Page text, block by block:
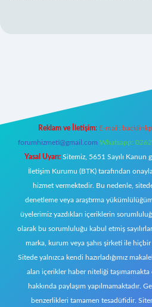
Reklam ve İletişim: E-mail:
forumhizmeti@gmail.com Whatsapp:
Yasal Uyarı: Sitemiz, 5651 Sayılı Kanun
İletişim Kurumu (BTK) tarafından
hizmet vermektedir. Bu nedenle,
denetleme veya araştırma
üyelerimiz yazdıkları içeriklerin
olarak bu sorumluluğu kabul etmiş
marka, kurum veya şahıs şirketi ile hiçbir
Sitede yalnızca kendi hazırladığımız
alan içerikler haber niteliği
hakkında paylaşım yapılmamaktadır.
benzerlikleri tamamen tesadüfidir.